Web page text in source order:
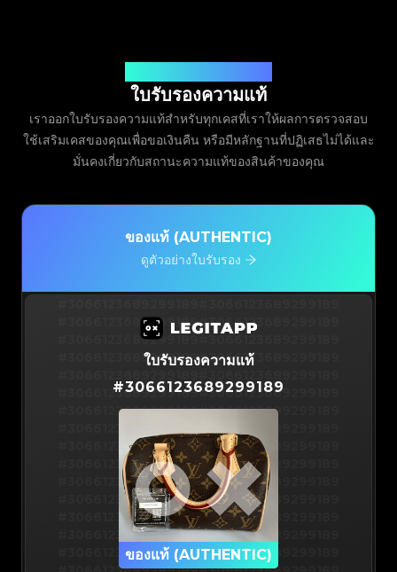
ใบรับรองความแท้
เราออกใบรับรองความแท้สำหรับทุกเคสที่เราให้ผลการตรวจสอบ
ใช้เสริมเคสของคุณเพื่อขอเงินคืน หรือมีหลักฐานที่ปฏิเสธไม่ได้และ
มั่นคงเกี่ยวกับสถานะความแท้ของสินค้าของคุณ
ของแท้ (AUTHENTIC)
ดูตัวอย่างใบรับรอง
#3066123689299189#3066123689299189
#3066123689299189#3066123689299189
#3066123689299189#3066123689299189
#3066123689299189#3066123689299189
#3066123689299189#3066123689299189
#3066123689299189#3066123689299189
#3066123689299189#3066123689299189
#3066123689299189#3066123689299189
#3066123689299189#3066123689299189
#3066123689299189#3066123689299189
#3066123689299189#3066123689299189
#3066123689299189#3066123689299189
ใบรับรองความแท้
#3066123689299189
ของแท้ (AUTHENTIC)